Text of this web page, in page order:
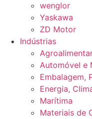
wenglor
Yaskawa
ZD Motor
Indústrias
Automóvel e
Embalagem,
Energia,
Marítima
Materiais de